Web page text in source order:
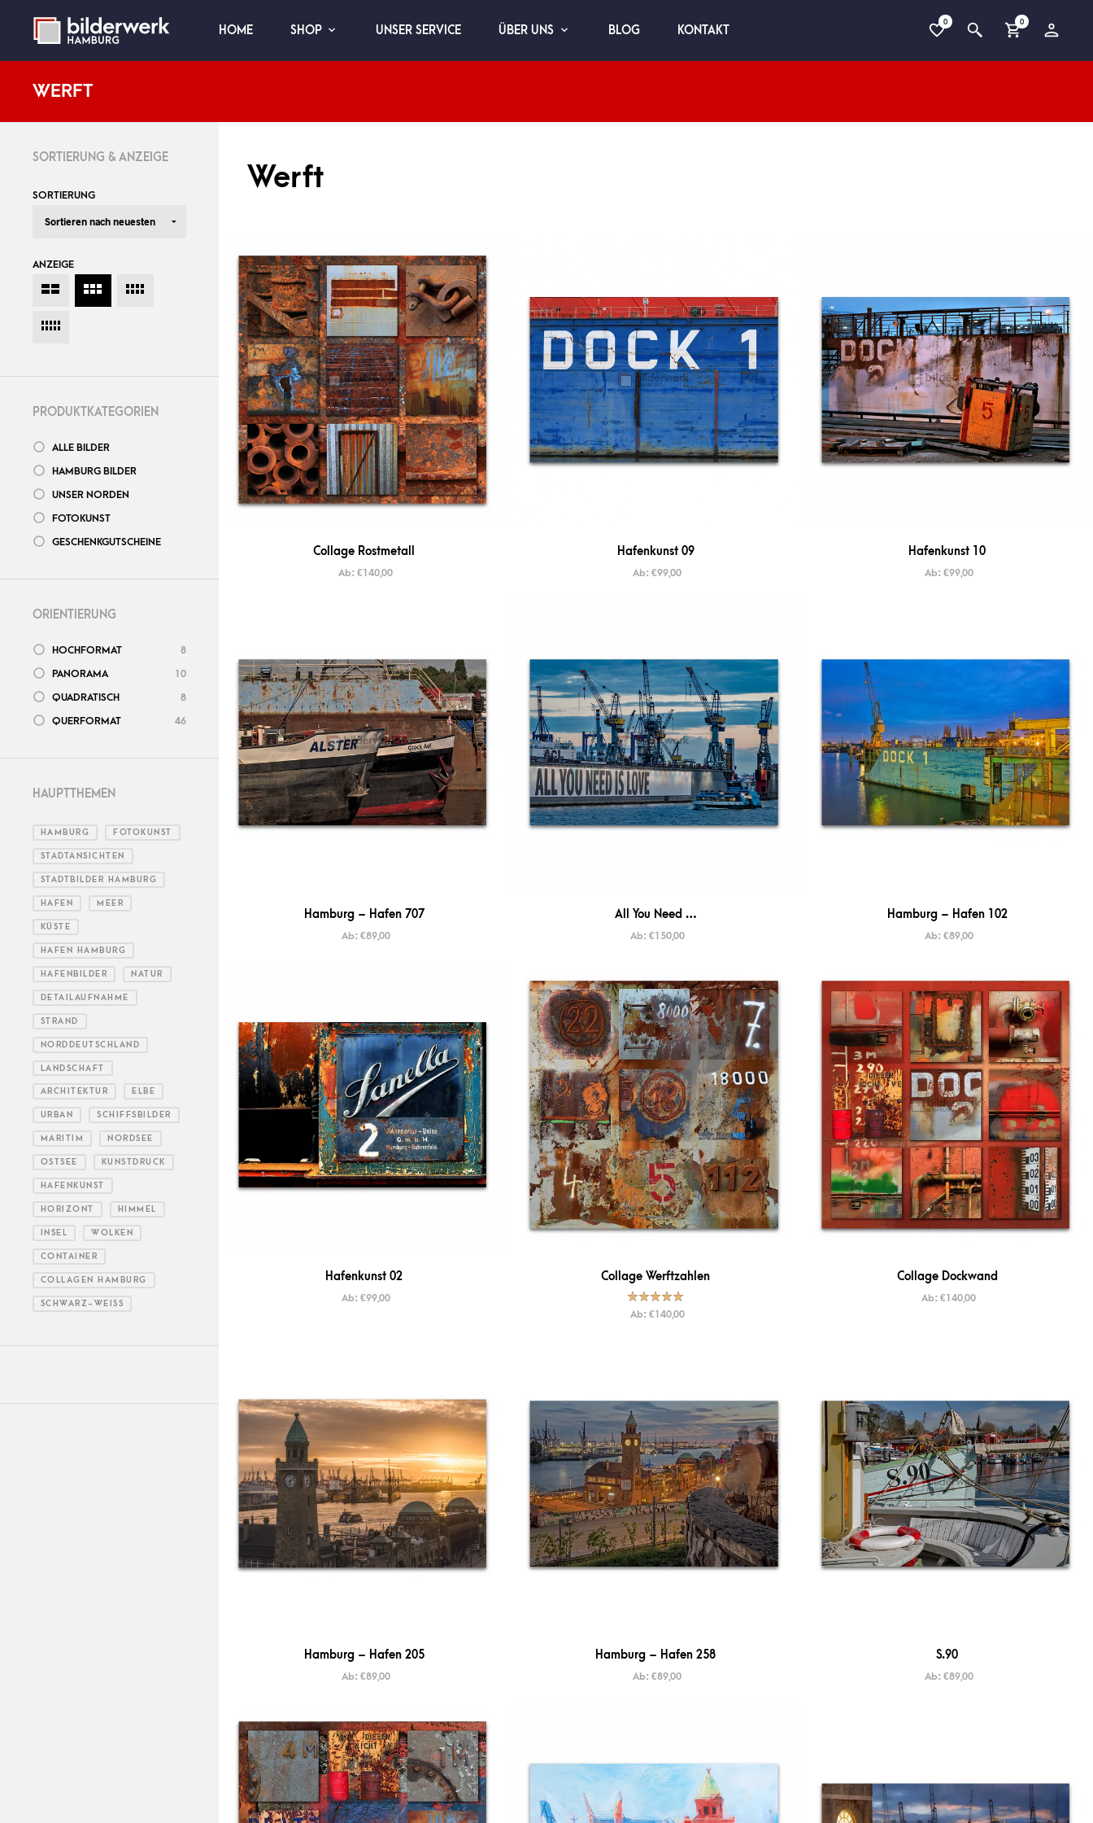
HOME SHOP UNSER SERVICE ÜBER UNS BLOG KONTAKT
0 0
WERFT
Werft
Collage Rostmetall
Ab:€140,00
Hafenkunst 09
Ab:€99,00
Hafenkunst 10
Ab: €99,00
Hamburg – Hafen 707
Ab: €89,00
All You Need …
Ab: €150,00
Hamburg – Hafen 102
Ab: €89,00
Hafenkunst 02
Ab: €99,00
Collage Werftzahlen
Bewertet mit
5.00von
Ab: €140,00
Collage Dockwand
Ab:€140,00
Hamburg – Hafen 205
Ab: €89,00
Hamburg – Hafen 258
Ab:€89,00
S.90
Ab: €89,00
SORTIERUNG & ANZEIGE
SORTIERUNG
ANZEIGE
PRODUKTKATEGORIEN
ALLE BILDER
HAMBURG BILDER
UNSER NORDEN
FOTOKUNST
GESCHENKGUTSCHEINE
ORIENTIERUNG
HOCHFORMAT 8
PANORAMA 10
QUADRATISCH 8
QUERFORMAT 46
HAUPTTHEMEN
HAMBURG FOTOKUNST
STADTANSICHTEN
STADTBILDER HAMBURG
HAFEN MEER
KÜSTE
HAFEN HAMBURG
HAFENBILDER NATUR
DETAILAUFNAHME
STRAND
NORDDEUTSCHLAND
LANDSCHAFT
ARCHITEKTUR ELBE
URBAN SCHIFFSBILDER
MARITIM NORDSEE
OSTSEE KUNSTDRUCK
HAFENKUNST
HORIZONT HIMMEL
INSEL WOLKEN
CONTAINER
COLLAGEN HAMBURG
SCHWARZ-WEISS